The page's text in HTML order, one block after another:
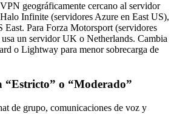
geográficamente cercano al servidor
Infinite (servidores Azure en East US),
Para Forza Motorsport (servidores
un servidor UK o Netherlands. Cambia
o Lightway para menor sobrecarga de
o “Moderado”
de grupo, comunicaciones de voz y